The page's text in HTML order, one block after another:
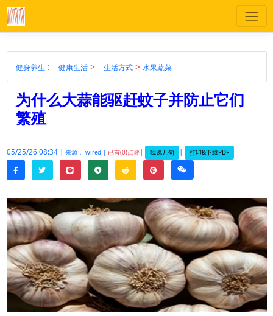
健身养生 : 健康生活> 生活方式 > 水果蔬菜
为什么大蒜能驱赶蚊子并防止它们
繁殖
05/25/26 08:34 | 来源： wired | 已有(0)点评| 我说几句 | 打印&下载PDF
facebooktwitterline telegramreddit pinterestweixin